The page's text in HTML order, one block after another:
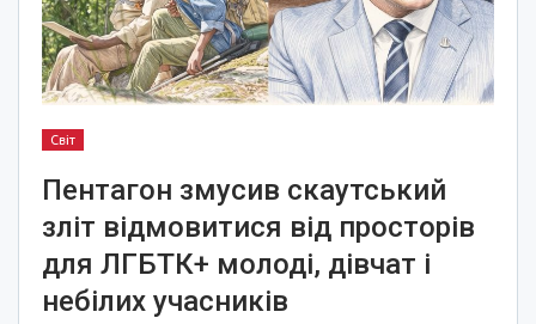
Світ
Пентагон змусив скаутський
зліт відмовитися від просторів
для ЛГБТК+ молоді, дівчат і
небілих учасників